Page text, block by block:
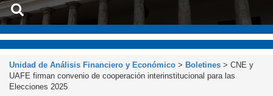
Unidad de Análisis Financiero y Económico > Boletines > CNE y
UAFE firman convenio de cooperación interinstitucional para las
Elecciones 2025